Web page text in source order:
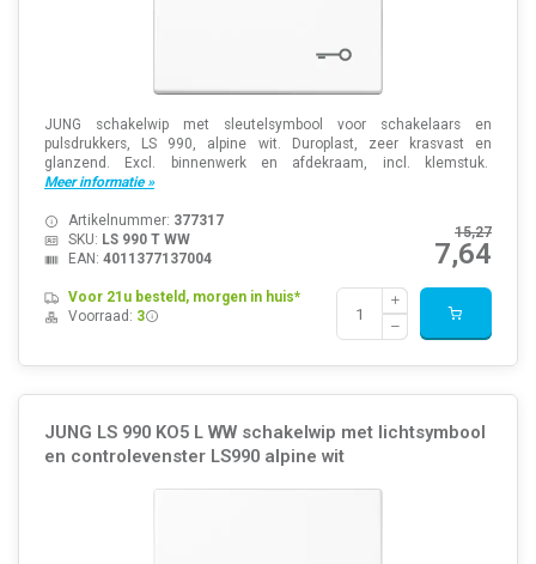
JUNG schakelwip met sleutelsymbool voor schakelaars en
pulsdrukkers, LS 990, alpine wit. Duroplast, zeer krasvast en
glanzend. Excl. binnenwerk en afdekraam, incl. klemstuk.
Meer informatie »
15,27
7,64
Artikelnummer: 377317
SKU: LS 990 T WW
EAN: 4011377137004
Voor 21u besteld, morgen in huis*
Voorraad: 3
JUNG LS 990 KO5 L WW schakelwip met lichtsymbool
en controlevenster LS990 alpine wit